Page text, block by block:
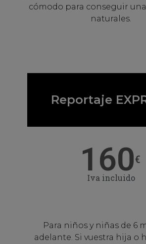
cómodo para conseguir
naturales.
Reportaje
160€
Iva incluido
Para niños y niñas de 6
adelante. Si vuestra hija o